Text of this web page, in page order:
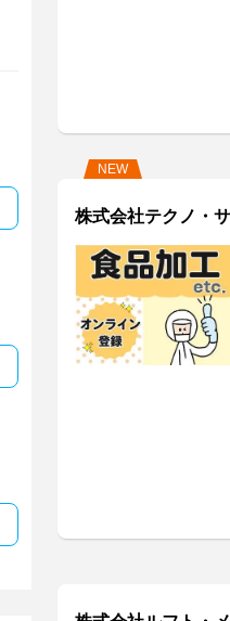
NEW
株式会社テクノ・